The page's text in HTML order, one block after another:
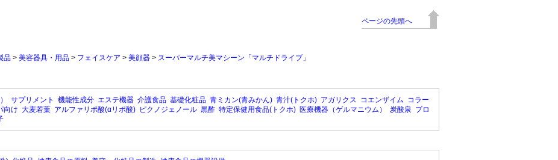
ページの先頭へ
品 > 美容器具・用品 > フェイスケア > 美顔器 > スーパーマルチ美マシーン「マルチドライブ」
サプリメント 機能性成分 エステ機器 介護食品 基礎化粧品 青ミカン(青みかん) 青汁(トクホ) アガリクス コエンザイム コラー
向け 大麦若葉 アルファリポ酸(αリポ酸) ピクノジェノール 黒酢 特定保健用食品(トクホ) 医療機器（ゲルマニウム） 炭酸泉 プロ